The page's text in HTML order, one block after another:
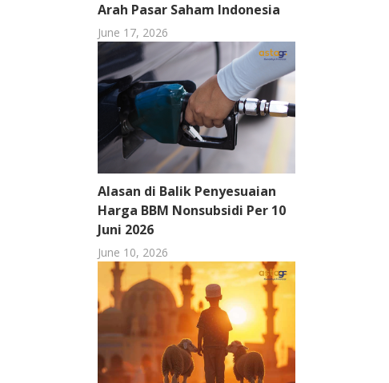
Arah Pasar Saham Indonesia
June 17, 2026
Alasan di Balik Penyesuaian
Harga BBM Nonsubsidi Per 10
Juni 2026
June 10, 2026